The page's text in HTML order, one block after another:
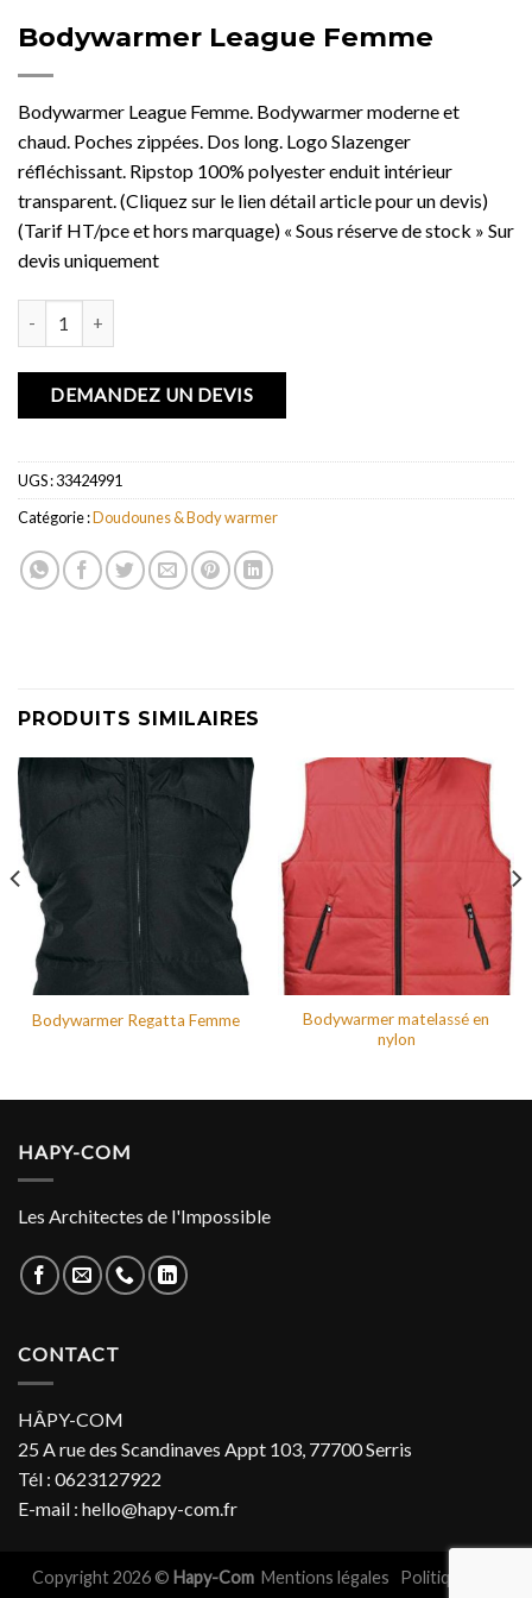
Bodywarmer League Femme
Bodywarmer League Femme. Bodywarmer moderne et
chaud. Poches zippées. Dos long. Logo Slazenger
réfléchissant. Ripstop 100% polyester enduit intérieur
transparent. (Cliquez sur le lien détail article pour un devis)
(Tarif HT/pce et hors marquage) « Sous réserve de stock » Sur
devis uniquement
DEMANDEZ UN DEVIS
UGS :33424991
Catégorie :Doudounes & Body warmer
PRODUITS SIMILAIRES
Bodywarmer Regatta Femme
Bodywarmer matelassé en
nylon
HAPY-COM
Les Architectes de l'Impossible
CONTACT
HÂPY-COM
25 A rue des Scandinaves Appt 103, 77700 Serris
Tél : 0623127922
E-mail : hello@hapy-com.fr
Copyright 2026 © Hapy-Com Mentions légales
Politiques de